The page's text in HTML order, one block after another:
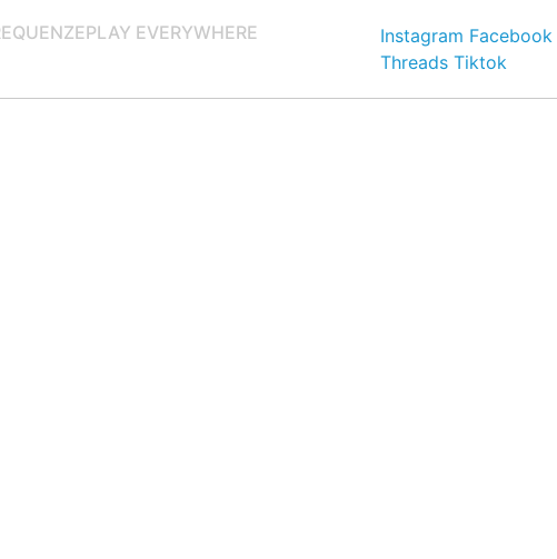
PLAY EVERYWHERE Instagram Facebook
Threads Tiktok